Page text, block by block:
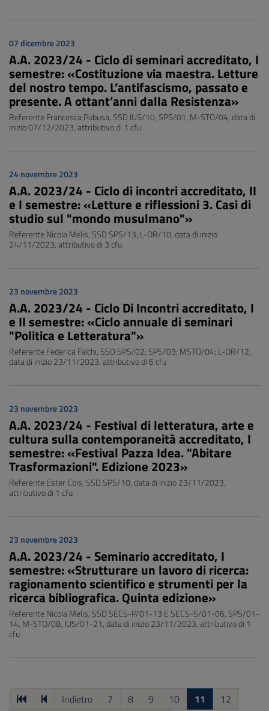
07 dicembre 2023
A.A. 2023/24 - Ciclo di seminari accreditato, I
semestre: «Costituzione via maestra. Letture
del nostro tempo. L’antifascismo, passato e
presente. A ottant’anni dalla Resistenza»
Referente Francesca Pubusa, SSD IUS/10, SPS/01, M-STO/04, data di
inizio 07/12/2023, attributivo di 1 cfu
24 novembre 2023
A.A. 2023/24 - Ciclo di incontri accreditato, II
e I semestre: «Letture e riflessioni 3. Casi di
studio sul "mondo musulmano"»
Referente Nicola Melis, SSD SPS/13; L-OR/10, data di inizio
24/11/2023, attributivo di 3 cfu
23 novembre 2023
A.A. 2023/24 - Ciclo Di Incontri accreditato, I
e II semestre: «Ciclo annuale di seminari
"Politica e Letteratura"»
Referente Federica Falchi, SSD SPS/02; SPS/03; MSTO/04; L-OR/12,
data di inizio 23/11/2023, attributivo di 6 cfu
23 novembre 2023
A.A. 2023/24 - Festival di letteratura, arte e
cultura sulla contemporaneità accreditato, I
semestre: «Festival Pazza Idea. "Abitare
Trasformazioni". Edizione 2023»
Referente Ester Cois, SSD SPS/10, data di inizio 23/11/2023,
attributivo di 1 cfu
23 novembre 2023
A.A. 2023/24 - Seminario accreditato, I
semestre: «Strutturare un lavoro di ricerca:
ragionamento scientifico e strumenti per la
ricerca bibliografica. Quinta edizione»
Referente Nicola Melis, SSD SECS-P/01-13 E SECS-S/01-06, SPS/01-
14, M-STO/08, IUS/01-21, data di inizio 23/11/2023, attributivo di 1
cfu
Indietro 7 8 9 10 11
12